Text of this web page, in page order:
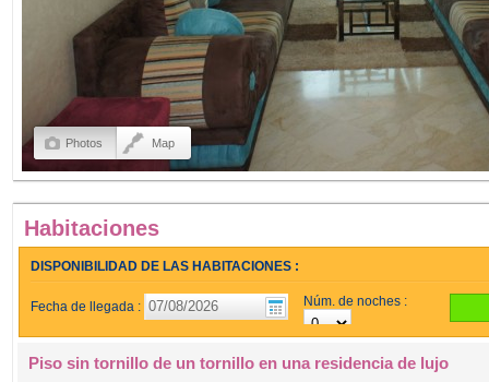
Photos Map
Habitaciones
DISPONIBILIDAD DE LAS HABITACIONES :
Fecha de llegada : Núm. de noches :
Piso sin tornillo de un tornillo en una residencia de lujo